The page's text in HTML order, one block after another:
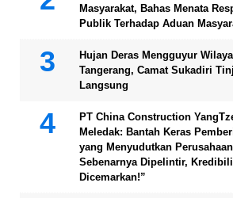
Masyarakat, Bahas Menata
Publik Terhadap Aduan
Hujan Deras Mengguyur
Tangerang, Camat Sukadiri
Langsung
PT China Construction
Meledak: Bantah Keras
yang Menyudutkan
Sebenarnya Dipelintir,
Dicemarkan!”